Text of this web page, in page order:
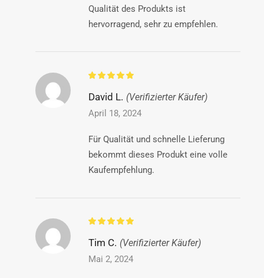
Qualität des Produkts ist
hervorragend, sehr zu empfehlen.
David L. (Verifizierter Käufer)
April 18, 2024
Für Qualität und schnelle Lieferung
bekommt dieses Produkt eine volle
Kaufempfehlung.
Tim C. (Verifizierter Käufer)
Mai 2, 2024